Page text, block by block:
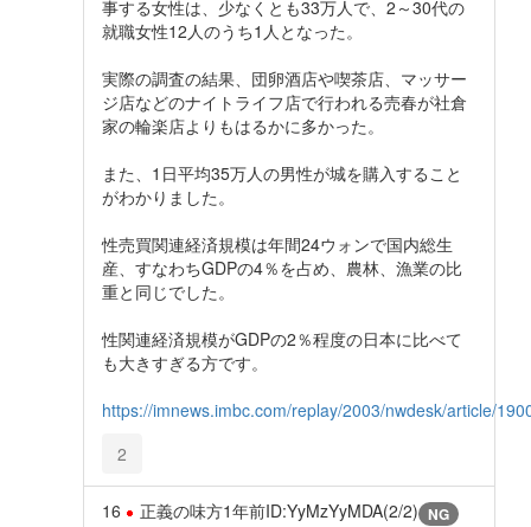
事する女性は、少なくとも33万人で、2～30代の
就職女性12人のうち1人となった。
実際の調査の結果、団卵酒店や喫茶店、マッサー
ジ店などのナイトライフ店で行われる売春が社倉
家の輪楽店よりもはるかに多かった。
また、1日平均35万人の男性が城を購入すること
がわかりました。
性売買関連経済規模は年間24ウォンで国内総生
産、すなわちGDPの4％を占め、農林、漁業の比
重と同じでした。
性関連経済規模がGDPの2％程度の日本に比べて
も大きすぎる方です。
https://imnews.imbc.com/replay/2003/nwdesk/article/
2
16 正義の味方1年前ID:YyMzYyMDA(2/2) NG